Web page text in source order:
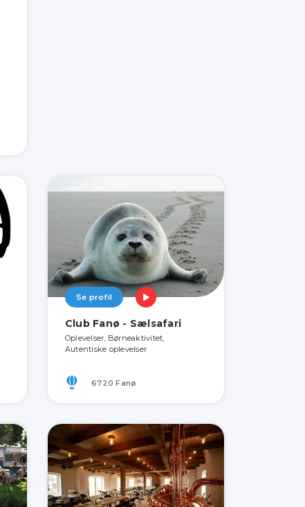
Se profil
Club Fanø - Sælsafari
Oplevelser, Børneaktivitet,
Autentiske oplevelser
6720 Fanø